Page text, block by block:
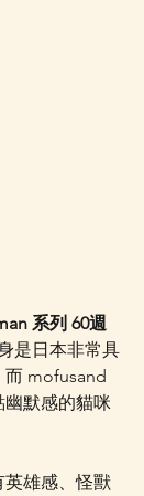
系列 60週
是日本非常具
而 mofusand
幽默感的貓咪
英雄感、怪獸